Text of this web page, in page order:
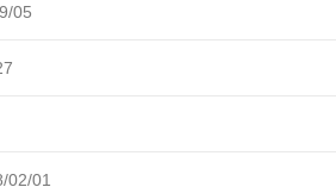
05
02/01